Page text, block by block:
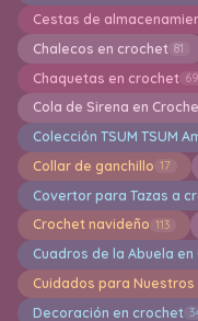
Cestas de
Chalecos en crochet 81
Chaquetas en crochet 69
Cola de Sirena en
Colección TSUM TSUM
Collar de ganchillo 17
Covertor para Tazas a
Crochet navideño 113
Cuadros de la Abuela en
Cuidados para Nuestros
Decoración en crochet